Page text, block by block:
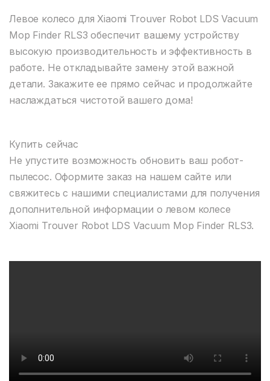
Левое колесо для Xiaomi Trouver Robot LDS Vacuum
Mop Finder RLS3 обеспечит вашему устройству
высокую производительность и эффективность в
работе. Не откладывайте замену этой важной
детали. Закажите ее прямо сейчас и продолжайте
наслаждаться чистотой вашего дома!
Купить сейчас
Не упустите возможность обновить ваш робот-
пылесос. Оформите заказ на нашем сайте или
свяжитесь с нашими специалистами для получения
дополнительной информации о левом колесе
Xiaomi Trouver Robot LDS Vacuum Mop Finder RLS3.